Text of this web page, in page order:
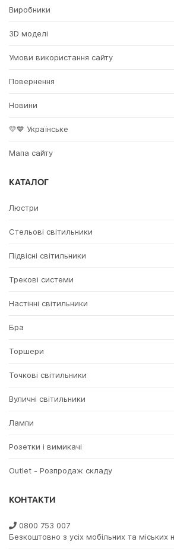
Виробники
3D моделі
Умови використання сайту
Повернення
Новини
💛💙 Українське
Мапа сайту
КАТАЛОГ
Люстри
Стельові світильники
Підвісні світильники
Трекові системи
Настінні світильники
Бра
Торшери
Точкові світильники
Вуличні світильники
Лампи
Розетки і вимикачі
Outlet - Розпродаж складу
КОНТАКТИ
0800 753 007
Безкоштовно з усіх мобільних та міських